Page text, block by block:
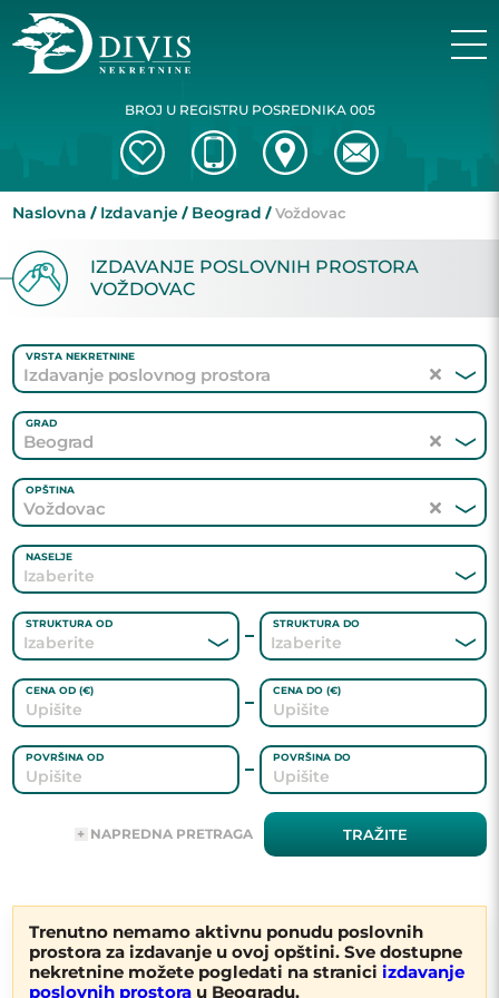
BROJ U REGISTRU POSREDNIKA 005
Naslovna Izdavanje Beograd Voždovac
IZDAVANJE POSLOVNIH PROSTORA
VOŽDOVAC
VRSTA NEKRETNINE
Izdavanje poslovnog prostora
GRAD
Beograd
OPŠTINA
Voždovac
NASELJE
STRUKTURA OD STRUKTURA DO
CENA OD (€) CENA DO (€)
POVRŠINA OD POVRŠINA DO
GREJANJE
TRAŽITE
NAPREDNA PRETRAGA
Trenutno nemamo aktivnu ponudu poslovnih
prostora za izdavanje u ovoj opštini. Sve dostupne
nekretnine možete pogledati na straniciizdavanje
poslovnih prostora u Beogradu.